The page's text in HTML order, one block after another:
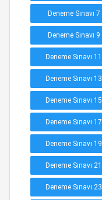
Deneme Sınavı 7
Deneme Sınavı 9
Deneme Sınavı 11
Deneme Sınavı 13
Deneme Sınavı 15
Deneme Sınavı 17
Deneme Sınavı 19
Deneme Sınavı 21
Deneme Sınavı 23